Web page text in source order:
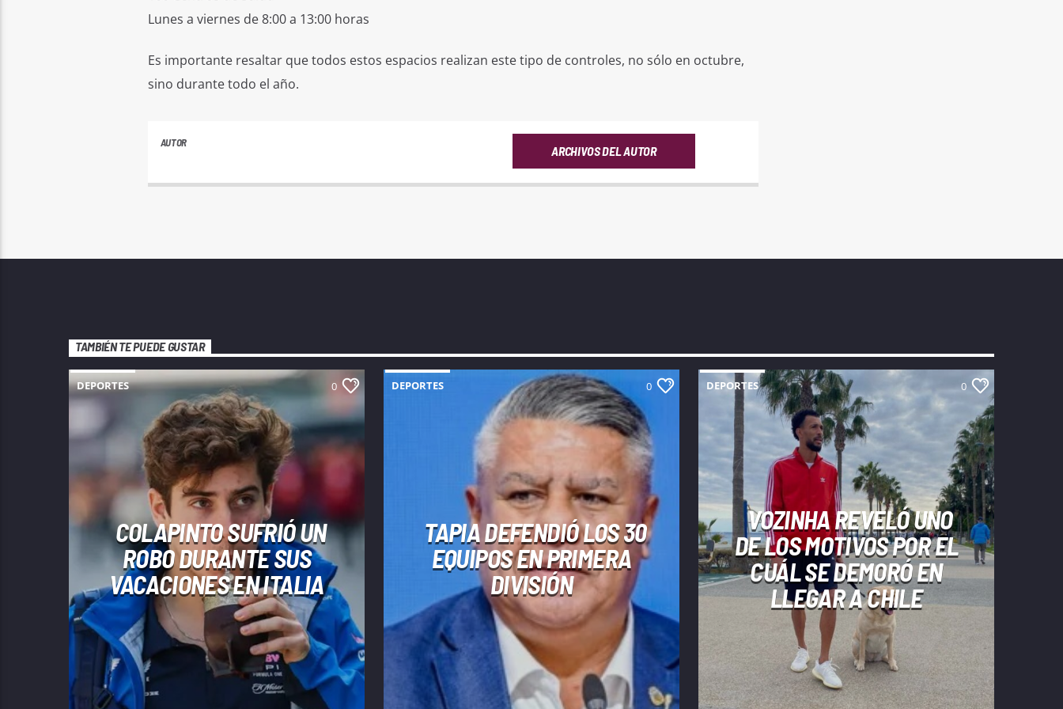
Lunes a viernes de 8:00 a 13:00 horas
Es importante resaltar que todos estos espacios realizan este tipo de controles, no sólo en octubre,
sino durante todo el año.
AUTOR
ARCHIVOS DEL AUTOR
TAMBIÉN TE PUEDE GUSTAR
DEPORTES 0
COLAPINTO SUFRIÓ UN
ROBO DURANTE SUS
VACACIONES EN ITALIA
DEPORTES 0
TAPIA DEFENDIÓ LOS 30
EQUIPOS EN PRIMERA
DIVISIÓN
DEPORTES 0
VOZINHA REVELÓ UNO
DE LOS MOTIVOS POR EL
CUÁL SE DEMORÓ EN
LLEGAR A CHILE